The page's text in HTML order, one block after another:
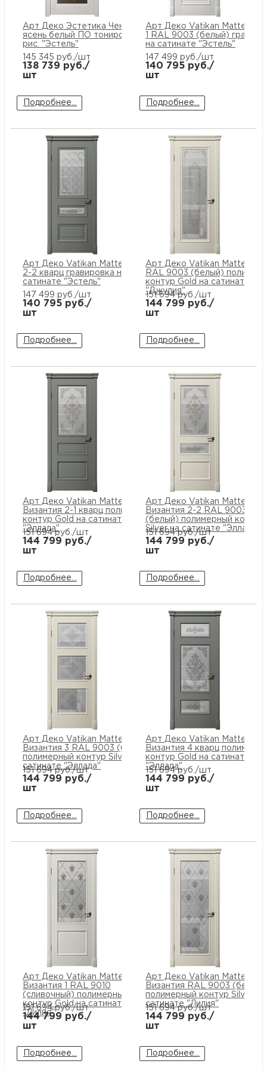
Арт Деко Эстетика Ченере-2
ясень белый ПО тонированный
рис. "Эстель"
145 345 руб./шт
138 739 руб./
шт
Подробнее...
Арт Деко Vatikan Matte
1 RAL 9003 (белый)
на сатинате "Эстель"
147 499 руб./шт
140 795 руб./
шт
Подробнее...
Арт Деко Vatikan Matte Аттика
2-2 кварц гравировка на
сатинате "Эстель"
147 499 руб./шт
140 795 руб./
шт
Подробнее...
Арт Деко Vatikan Matte
RAL 9003 (белый)
контур Gold на сатинате
"Джулия"
151 694руб./шт
144 799 руб./
шт
Подробнее...
Арт Деко Vatikan Matte
Византия 2-1 кварц полимерный
контур Gold на сатинате
"Эллада"
151 694руб./шт
144 799 руб./
шт
Подробнее...
Арт Деко Vatikan Matte
Византия 2-2 RAL 9003
(белый) полимерный контур
Silver на сатинате "Эллада"
151 694руб./шт
144 799 руб./
шт
Подробнее...
Арт Деко Vatikan Matte
Византия 3 RAL 9003 (белый)
полимерный контур Silver на
сатинате "Эллада"
151 694руб./шт
144 799 руб./
шт
Подробнее...
Арт Деко Vatikan Matte
Византия 4 кварц
контур Gold на сатинате
"Эллада"
151 694руб./шт
144 799 руб./
шт
Подробнее...
Арт Деко Vatikan Matte
Византия 1 RAL 9010
(сливочный) полимерный
контур Gold на сатинате
"Лилия"
151 694руб./шт
144 799 руб./
шт
Подробнее...
Арт Деко Vatikan Matte
Византия RAL 9003 (белый)
полимерный контур Silver на
сатинате "Лилия"
151 694руб./шт
144 799 руб./
шт
Подробнее...